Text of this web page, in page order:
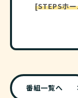
[STEPSホ
番組一覧へ